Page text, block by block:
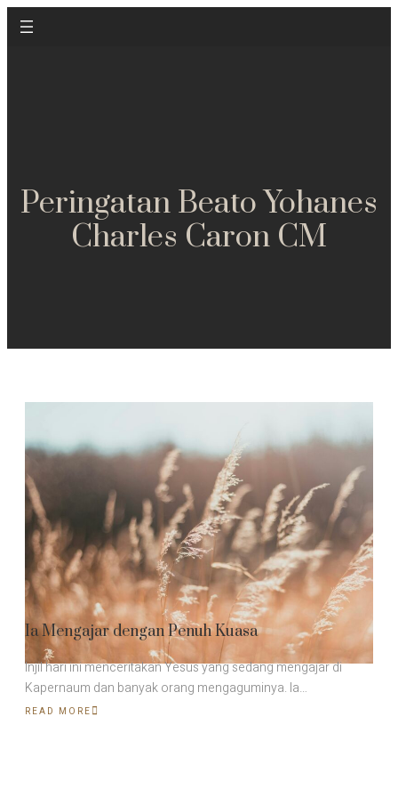
Peringatan Beato Yohanes
Charles Caron CM
Ia Mengajar dengan Penuh Kuasa
Injil hari ini menceritakan Yesus yang sedang mengajar di
Kapernaum dan banyak orang mengaguminya. Ia…
READ MORE